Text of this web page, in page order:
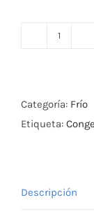
Dura
380
Categoría: Frío
Etiqueta:
Descripción